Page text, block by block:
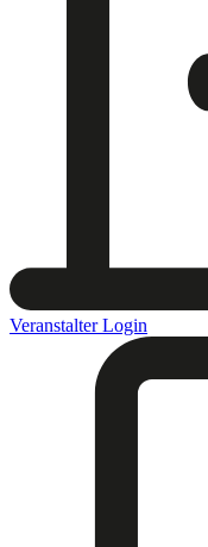
Veranstalter Login